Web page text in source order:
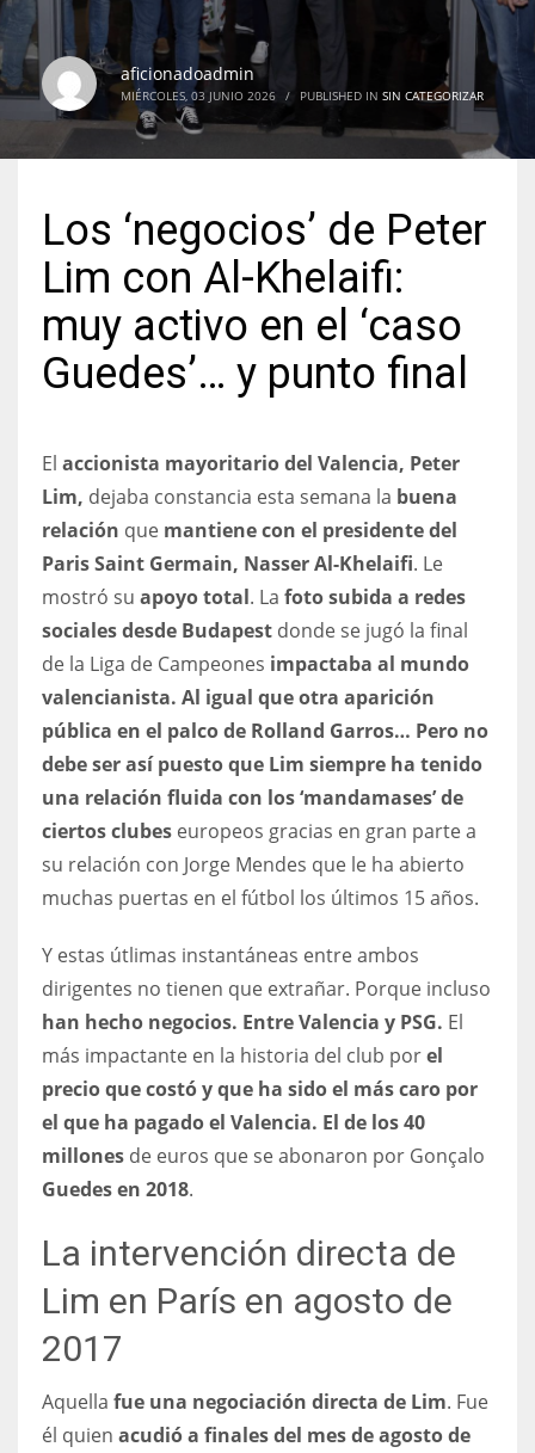
NYJ
3
24
IND
MIN
DEN
24
PIT
20
NE
16
OAK
19
17
aficionadoadmin
MIÉRCOLES, 03 JUNIO 2026 / PUBLISHED IN SIN CATEGORIZAR
Los ‘negocios’ de Peter
Lim con Al-Khelaifi:
muy activo en el ‘caso
Guedes’… y punto final
El accionista mayoritario del Valencia, Peter
Lim, dejaba constancia esta semana la buena
relación que mantiene con el presidente del
Paris Saint Germain, Nasser Al-Khelaifi. Le
mostró su apoyo total. La foto subida a redes
sociales desde Budapest donde se jugó la final
de la Liga de Campeones impactaba al mundo
valencianista. Al igual que otra aparición
pública en el palco de Rolland Garros… Pero no
debe ser así puesto que Lim siempre ha tenido
una relación fluida con los ‘mandamases’ de
ciertos clubes europeos gracias en gran parte a
su relación con Jorge Mendes que le ha abierto
muchas puertas en el fútbol los últimos 15 años.
Y estas útlimas instantáneas entre ambos
dirigentes no tienen que extrañar. Porque incluso
han hecho negocios. Entre Valencia y PSG. El
más impactante en la historia del club porel
precio que costó y que ha sido el más caro por
el que ha pagado el Valencia. El de los 40
millones de euros que se abonaron por Gonçalo
Guedes en 2018.
La intervención directa de
Lim en París en agosto de
2017
Aquella fue una negociación directa de Lim. Fue
él quien acudió a finales del mes de agosto de